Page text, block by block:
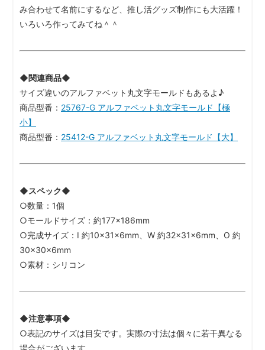
み合わせて名前にするなど、推し活グッズ制作にも大活躍！
いろいろ作ってみてね＾＾
◆関連商品◆
サイズ違いのアルファベット丸文字モールドもあるよ♪
商品型番： 25767-G アルファベット丸文字モールド【極
小】
商品型番： 25412-G アルファベット丸文字モールド【大】
◆スペック◆
○数量：1個
○モールドサイズ：約177×186mm
○完成サイズ：I 約10×31×6mm、W 約32×31×6mm、O 約
30×30×6mm
○素材：シリコン
◆注意事項◆
○表記のサイズは目安です。実際の寸法は個々に若干異なる
場合がございます。